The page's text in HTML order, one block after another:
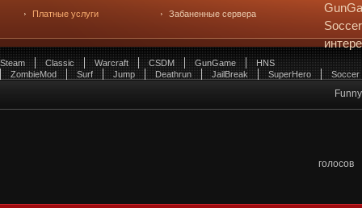
Платные услуги
Забаненные сервера
Steam Classic Warcraft CSDM GunGame
HNS
ZombieMod
Surf Jump Deathrun JailBreak SuperHero Soccer
голосов